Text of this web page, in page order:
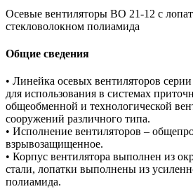
Осевые вентиляторы ВО 21-12 с
стекловолокном полиамида
Общие сведения
• Линейка осевых вентиляторов
для использования в системах
общеобменной и технологической
сооружений различного типа.
• Исполнение вентиляторов –
взрывозащищенное.
• Корпус вентилятора выполнен из
стали, лопатки выполнены из
полиамида.